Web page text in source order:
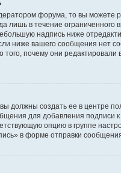
форума, то вы можете
лишь в течение
надпись ниже
ниже вашего сообщения нет
того, почему они
должны создать ее в центре
для добавления
опцию в группе
в форме отправки